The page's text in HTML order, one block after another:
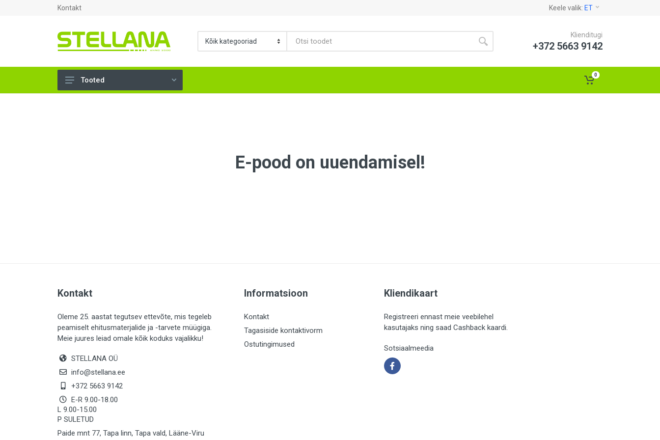
Kontakt Keele valik: ET
Klienditugi
+372 5663 9142
LIISTUD (183)
KIVID (31)
KATTED (133)
MAALRITARBED (1029)
SOOJUSTUS (15)
KEEMIA (222)
TÖÖRIIDED (117)
SAUN (8)
Tooted
0
E-pood on uuendamisel!
Kontakt
Oleme 25. aastat tegutsev ettevõte, mis tegeleb
peamiselt ehitusmaterjalide ja -tarvete müügiga.
Meie juures leiad omale kõik koduks vajalikku!
STELLANA OÜ
info@stellana.ee
+372 5663 9142
E-R 9.00-18.00
L 9.00-15.00
P SULETUD
Paide mnt 77, Tapa linn, Tapa vald, Lääne-Viru
Informatsioon
Kontakt
Tagasiside kontaktivorm
Ostutingimused
Kliendikaart
Registreeri ennast meie veebilehel
kasutajaks ning saad Cashback kaardi.
Sotsiaalmeedia